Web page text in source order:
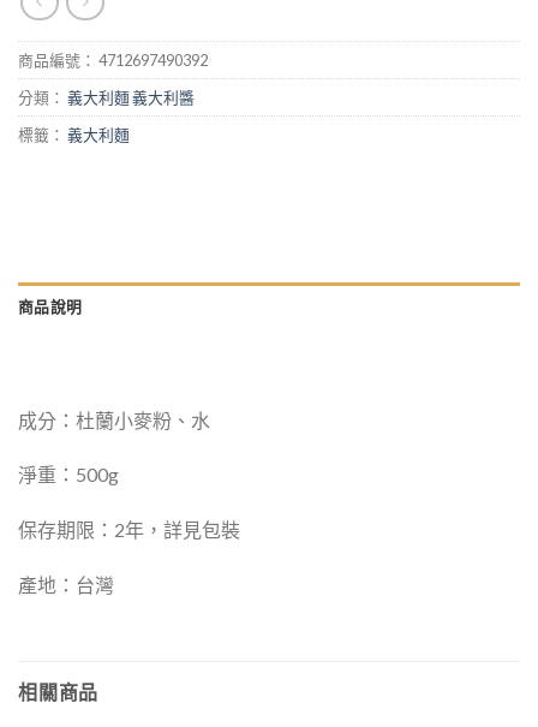
商品編號： 4712697490392
分類： 義大利麵 義大利醬
標籤： 義大利麵
商品說明
成分：杜蘭小麥粉、水
淨重：500g
保存期限：2年，詳見包裝
產地：台灣
相關商品